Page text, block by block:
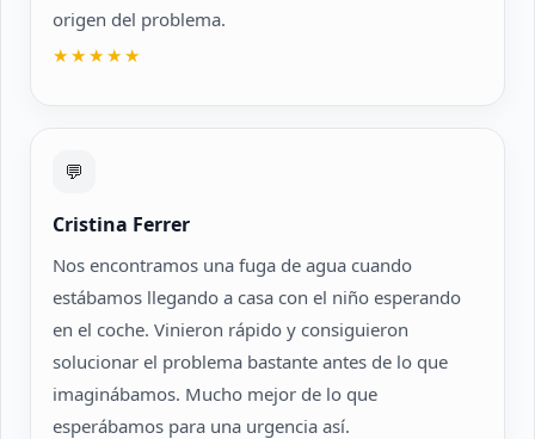
origen del problema.
★★★★★
💬
Cristina Ferrer
Nos encontramos una fuga de agua cuando
estábamos llegando a casa con el niño esperando
en el coche. Vinieron rápido y consiguieron
solucionar el problema bastante antes de lo que
imaginábamos. Mucho mejor de lo que
esperábamos para una urgencia así.